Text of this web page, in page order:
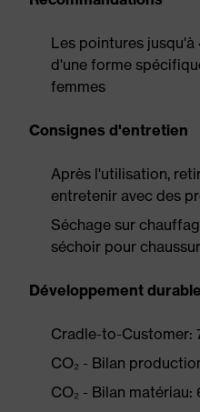
Les pointures
d'une forme
femmes
Consignes d'entretien
Après l'utilisation,
entretenir avec des
Séchage sur
séchoir pour
Développement durable
Cradle-to-Customer:
CO₂ - Bilan
CO₂ - Bilan matériau: